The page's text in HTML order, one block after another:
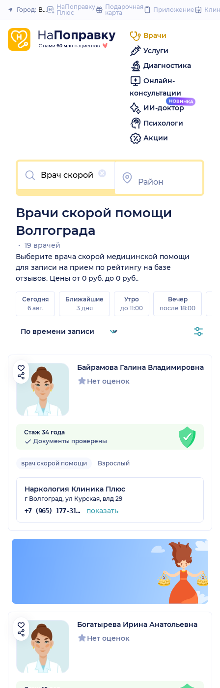
to
Закрыть
обл.)
Город: ВолгоградНаПоправку
Плюс
Подарочная
карта
Приложение
Врачи
Услуги
Диагностика
Онлайн-
консультации
ИИ-доктор
Психологи
Акции
Очистить
Врачи скорой помощи
Волгограда
19 врачей
Выберите врача скорой медицинской помощи
для записи на прием по рейтингу на базе
отзывов. Цены от 0 руб. до 0 руб..
Сегодня
6 авг.
Ближайшие
3 дня
Утро
до 11:00
Вечер
после 18:00
Байрамова Галина Владимировна
Нет оценок
Стаж 34 года
Документы проверены
врач скорой помощи Взрослый
Наркология Клиника Плюс
г Волгоград, ул Курская, влд 29
+7 (965) 177-31-35 показать
Богатырева Ирина Анатольевна
Нет оценок